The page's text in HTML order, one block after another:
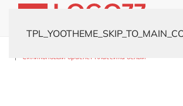
Силиконовый браслет Классика белый